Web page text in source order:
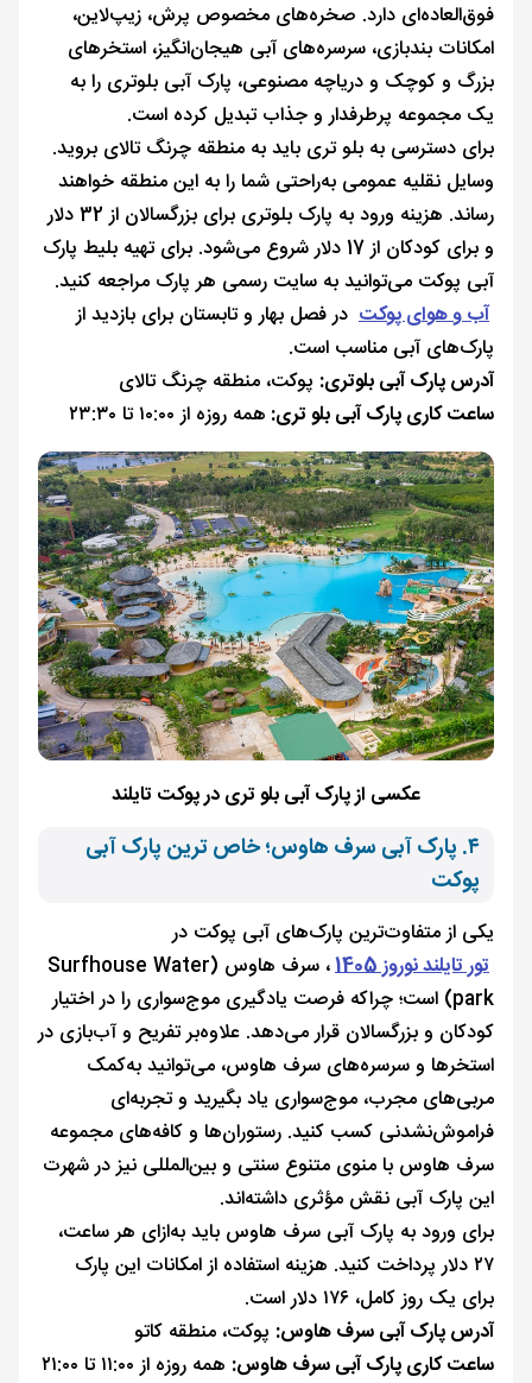
فوق‌العاده‌ای دارد. صخره‌های مخصوص پرش، زیپ‌لاین،
امکانات بندبازی، سرسره‌های آبی هیجان‌انگیز، استخرهای
بزرگ و کوچک و دریاچه مصنوعی، پارک آبی بلوتری را به
یک مجموعه پرطرفدار و جذاب تبدیل کرده است.
برای دسترسی به بلو تری باید به منطقه چرنگ تالای بروید.
وسایل نقلیه عمومی به‌راحتی شما را به این منطقه خواهند
رساند. هزینه ورود به پارک بلوتری برای بزرگسالان از 32 دلار
و برای کودکان از 17 دلار شروع می‌شود. برای تهیه بلیط پارک
آبی پوکت می‌توانید به سایت رسمی هر پارک مراجعه کنید.
آب و هوای پوکت در فصل بهار و تابستان برای بازدید از
پارک‌های آبی مناسب است.
آدرس پارک آبی بلوتری: پوکت، منطقه چرنگ تالای
ساعت کاری پارک آبی بلو تری: همه روزه از ۱۰:۰۰ تا ۲۳:۳۰
عکسی از پارک آبی بلو تری در پوکت تایلند
۴. پارک آبی سرف هاوس؛ خاص ترین پارک آبی
پوکت
یکی از متفاوت‌ترین پارک‌های آبی پوکت در
تور تایلند نوروز 1405
، سرف هاوس (Surfhouse Water
park) است؛ چراکه فرصت یادگیری موج‌سواری را در اختیار
کودکان و بزرگسالان قرار می‌دهد. علاوه‌بر تفریح و آب‌بازی در
استخرها و سرسره‌های سرف هاوس، می‌توانید به‌کمک
مربی‌های مجرب، موج‌سواری یاد بگیرید و تجربه‌ای
فراموش‌نشدنی کسب کنید. رستوران‌ها و کافه‌های مجموعه
سرف هاوس با منوی متنوع سنتی و بین‌المللی نیز در شهرت
این پارک آبی نقش مؤثری داشته‌اند.
برای ورود به پارک آبی سرف هاوس باید به‌ازای هر ساعت،
۲۷ دلار پرداخت کنید. هزینه استفاده از امکانات این پارک
برای یک روز کامل، ۱۷۶ دلار است.
آدرس پارک آبی سرف هاوس: پوکت، منطقه کاتو
ساعت کاری پارک آبی سرف هاوس: همه روزه از ۱۱:۰۰ تا ۲۱:۰۰